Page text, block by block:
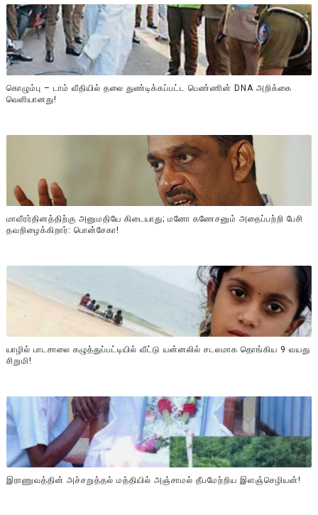
கொழும்பு – டாம் வீதியில் தலை துண்டிக்கப்பட்ட பெண்ணின் DNA அறிக்கை
வௌியானது!
மாவீரர்தினத்திற்கு அனுமதியே கிடையாது; மனோ கணேசனும் அதைப்பற்றி பேசி
தவறிழைக்கிறார்: பொன்சேகா!
யாழில் பாடசாலை கழுத்துப்பட்டியில் வீட்டு யன்னலில் சடலமாக தொங்கிய 9 வயது
சிறுமி!
இராணுவத்தின் அச்சறுத்தல் மத்தியில் அஞ்சாமல் தீபமேற்றிய இளஞ்செழியன்!